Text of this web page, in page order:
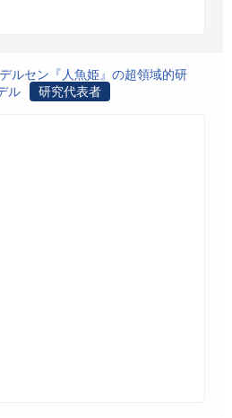
ルセン『人魚姫』の超領域的研
ル
研究代表者